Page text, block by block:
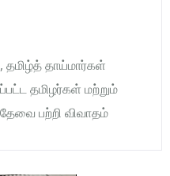
தாய்மார்கள்
தமிழர்கள் மற்றும்
பற்றி விவாதம்